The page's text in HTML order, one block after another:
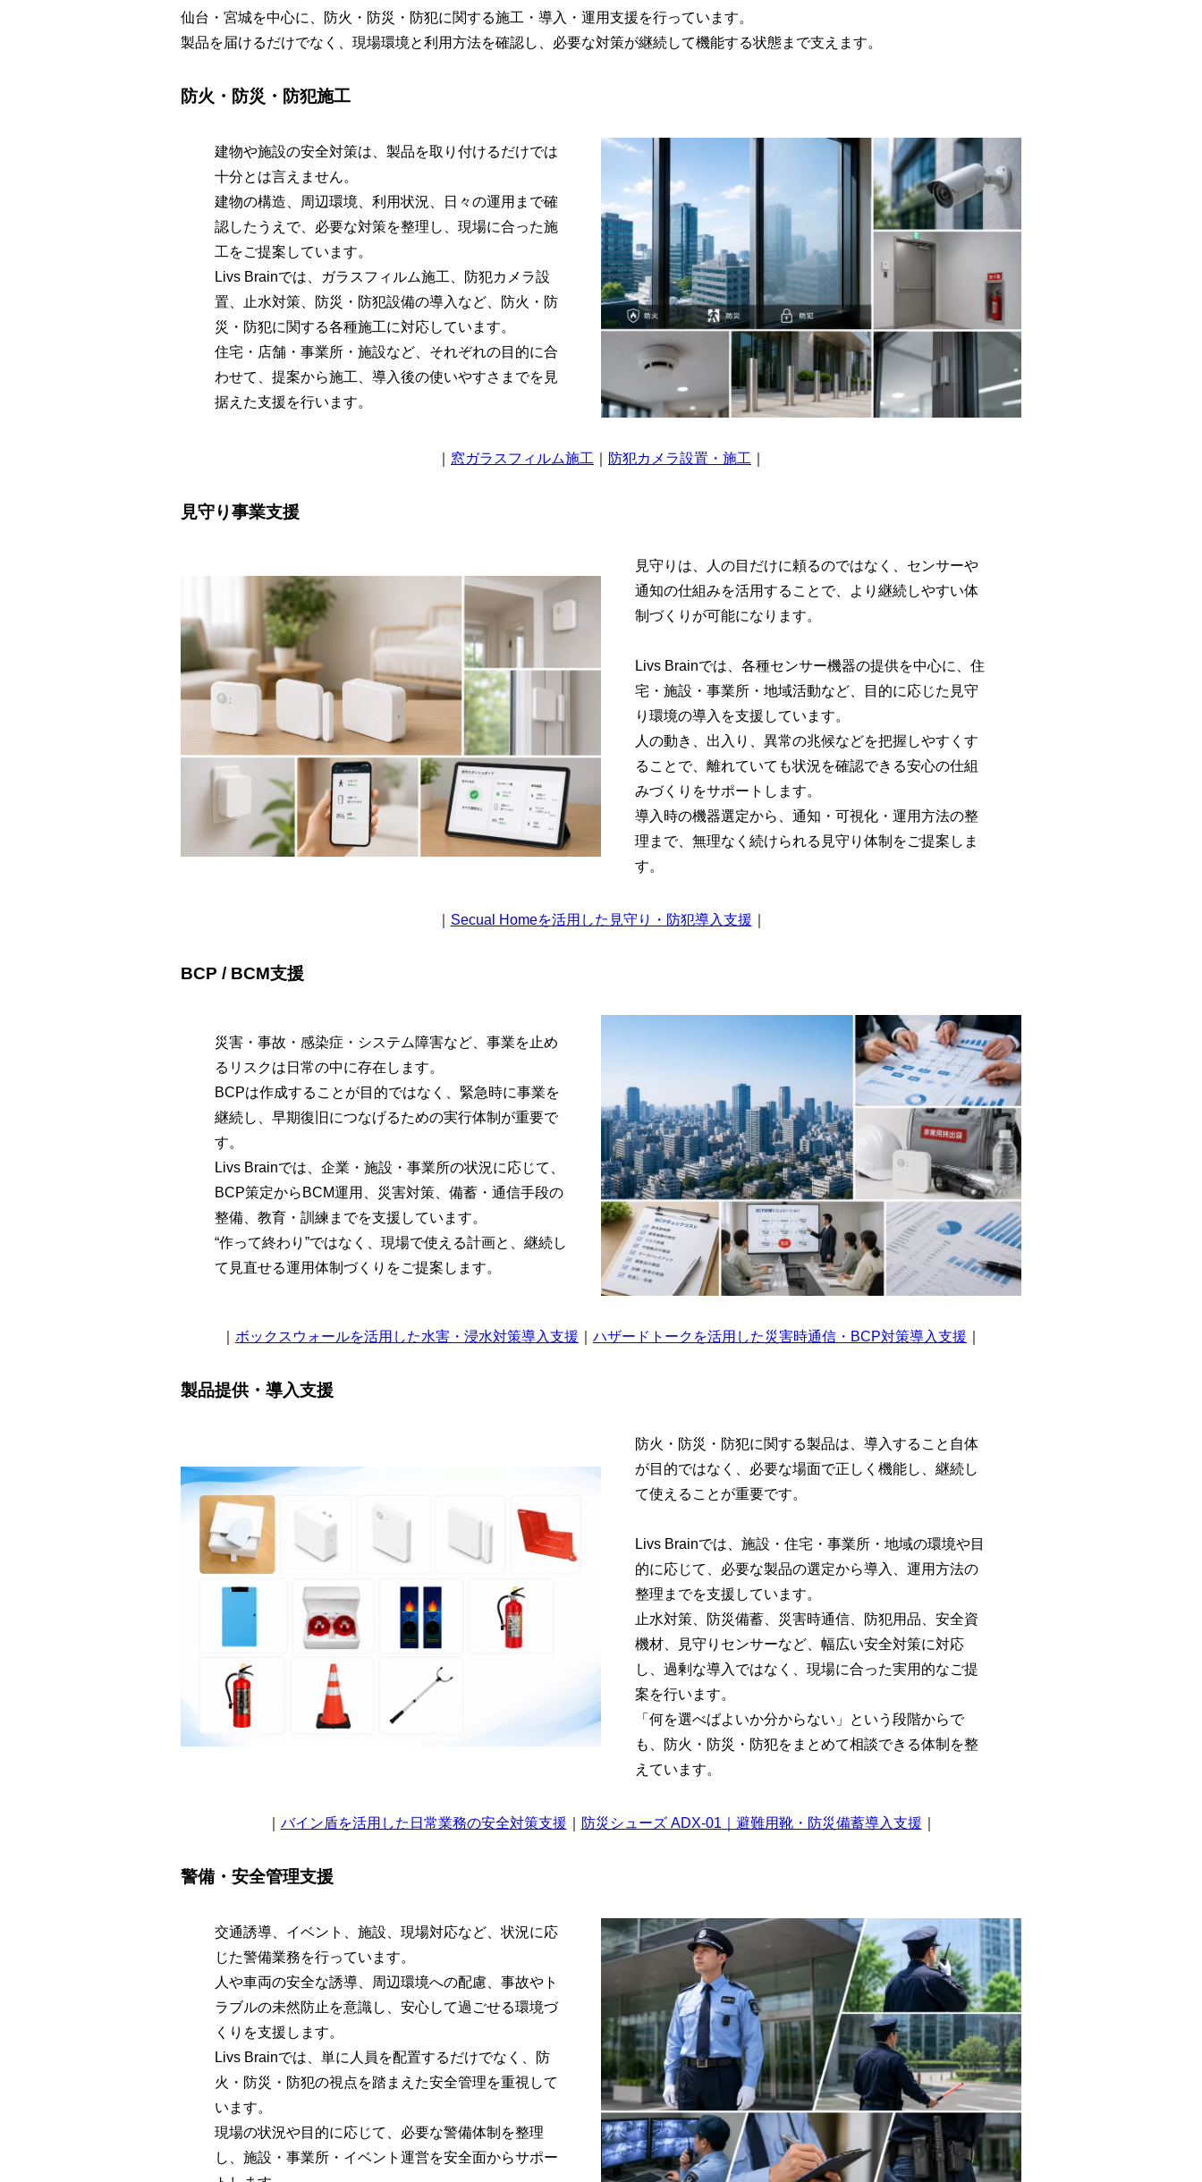
仙台・宮城を中心に、防火・防災・防犯に関する施工・導入・運用支援を行っています。
製品を届けるだけでなく、現場環境と利用方法を確認し、必要な対策が継続して機能する状態まで支えます。
防火・防災・防犯施工
建物や施設の安全対策は、製品を取り付けるだけでは
十分とは言えません。
建物の構造、周辺環境、利用状況、日々の運用まで確
認したうえで、必要な対策を整理し、現場に合った施
工をご提案しています。
Livs Brainでは、ガラスフィルム施工、防犯カメラ設
置、止水対策、防災・防犯設備の導入など、防火・防
災・防犯に関する各種施工に対応しています。
住宅・店舗・事業所・施設など、それぞれの目的に合
わせて、提案から施工、導入後の使いやすさまでを見
据えた支援を行います。
窓ガラスフィルム施工 防犯カメラ設置・施工
見守り事業支援
見守りは、人の目だけに頼るのではなく、センサーや
通知の仕組みを活用することで、より継続しやすい体
制づくりが可能になります。
Livs Brainでは、各種センサー機器の提供を中心に、住
宅・施設・事業所・地域活動など、目的に応じた見守
り環境の導入を支援しています。
人の動き、出入り、異常の兆候などを把握しやすくす
ることで、離れていても状況を確認できる安心の仕組
みづくりをサポートします。
導入時の機器選定から、通知・可視化・運用方法の整
理まで、無理なく続けられる見守り体制をご提案しま
す。
Secual Homeを活用した見守り・防犯導入支援
BCP / BCM支援
災害・事故・感染症・システム障害など、事業を止め
るリスクは日常の中に存在します。
BCPは作成することが目的ではなく、緊急時に事業を
継続し、早期復旧につなげるための実行体制が重要で
す。
Livs Brainでは、企業・施設・事業所の状況に応じて、
BCP策定からBCM運用、災害対策、備蓄・通信手段の
整備、教育・訓練までを支援しています。
“作って終わり”ではなく、現場で使える計画と、継続し
て見直せる運用体制づくりをご提案します。
ボックスウォールを活用した水害・浸水対策導入支援 ハザードトークを活用した災害時通信・BCP対策導入支援
製品提供・導入支援
防火・防災・防犯に関する製品は、導入すること自体
が目的ではなく、必要な場面で正しく機能し、継続し
て使えることが重要です。
Livs Brainでは、施設・住宅・事業所・地域の環境や目
的に応じて、必要な製品の選定から導入、運用方法の
整理までを支援しています。
止水対策、防災備蓄、災害時通信、防犯用品、安全資
機材、見守りセンサーなど、幅広い安全対策に対応
し、過剰な導入ではなく、現場に合った実用的なご提
案を行います。
「何を選べばよいか分からない」という段階からで
も、防火・防災・防犯をまとめて相談できる体制を整
えています。
バイン盾を活用した日常業務の安全対策支援 防災シューズ ADX-01｜避難用靴・防災備蓄導入支援
警備・安全管理支援
交通誘導、イベント、施設、現場対応など、状況に応
じた警備業務を行っています。
人や車両の安全な誘導、周辺環境への配慮、事故やト
ラブルの未然防止を意識し、安心して過ごせる環境づ
くりを支援します。
Livs Brainでは、単に人員を配置するだけでなく、防
火・防災・防犯の視点を踏まえた安全管理を重視して
います。
現場の状況や目的に応じて、必要な警備体制を整理
し、施設・事業所・イベント運営を安全面からサポー